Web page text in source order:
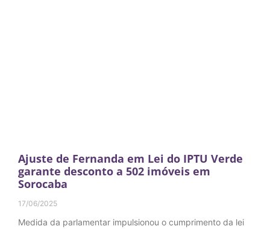
Ajuste de Fernanda em Lei do IPTU Verde
garante desconto a 502 imóveis em
Sorocaba
17/06/2025
Medida da parlamentar impulsionou o cumprimento da lei